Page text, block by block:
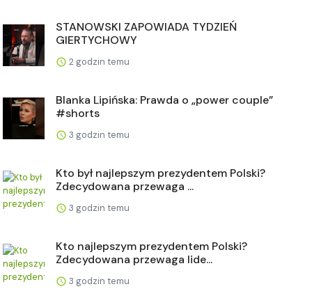
STANOWSKI ZAPOWIADA TYDZIEŃ
GIERTYCHOWY
2 godzin temu
Blanka Lipińska: Prawda o „power couple”
#shorts
3 godzin temu
Kto był najlepszym prezydentem Polski?
Zdecydowana przewaga ...
3 godzin temu
Kto najlepszym prezydentem Polski?
Zdecydowana przewaga lide...
3 godzin temu